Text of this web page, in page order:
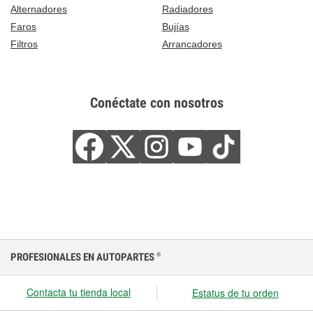
Alternadores
Radiadores
Faros
Bujías
Filtros
Arrancadores
Conéctate con nosotros
PROFESIONALES EN AUTOPARTES ®
Contacta tu tienda local Estatus de tu orden